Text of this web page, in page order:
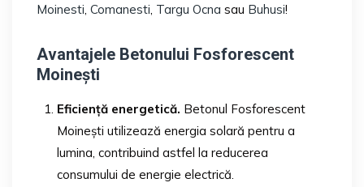
Moinesti Comanesti Targu Ocna sau Buhusi!
Avantajele Betonului Fosforescent
Moinești
Eficiență energetică. Betonul Fosforescent
Moinești utilizează energia solară pentru a
lumina, contribuind astfel la reducerea
consumului de energie electrică.